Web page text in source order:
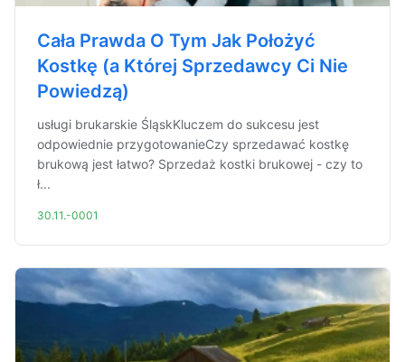
Cała Prawda O Tym Jak Położyć
Kostkę (a Której Sprzedawcy Ci Nie
Powiedzą)
usługi brukarskie ŚląskKluczem do sukcesu jest
odpowiednie przygotowanieCzy sprzedawać kostkę
brukową jest łatwo? Sprzedaż kostki brukowej - czy to
ł...
30.11.-0001